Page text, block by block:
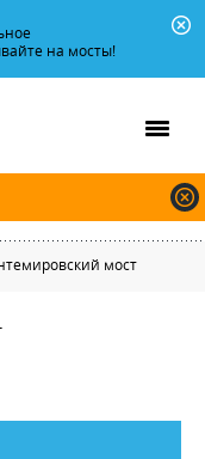
на мосты!
мост